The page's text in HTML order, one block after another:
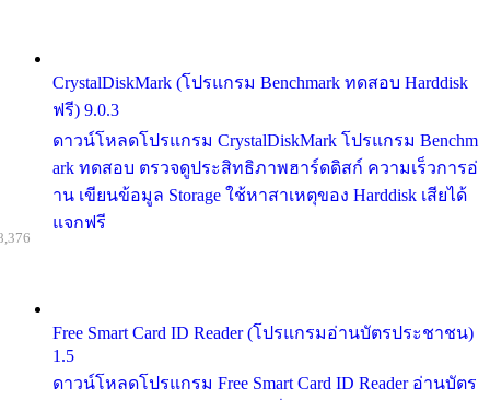
CrystalDiskMark (โปรแกรม Benchmark ทดสอบ Harddisk
ฟรี) 9.0.3
ดาวน์โหลดโปรแกรม CrystalDiskMark โปรแกรม Benchm
ark ทดสอบ ตรวจดูประสิทธิภาพฮาร์ดดิสก์ ความเร็วการอ่
าน เขียนข้อมูล Storage ใช้หาสาเหตุของ Harddisk เสียได้
แจกฟรี
Free Smart Card ID Reader (โปรแกรมอ่านบัตรประชาชน)
1.5
ดาวน์โหลดโปรแกรม Free Smart Card ID Reader อ่านบัตร